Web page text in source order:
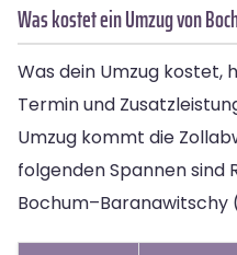
Was kostet ein Umzug von
Was dein Umzug kostet,
Termin und
Umzug kommt die
folgenden Spannen
Bochum–Baranawitschy